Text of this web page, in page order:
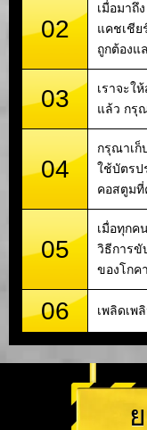
02
เมื่อมาถึ
แคชเชี
ถูกต้องแ
03
เราจะใ
แล้ว กรุ
04
กรุณาเก็
ใช้บัตรป
คอสตูม
05
เมื่อทุกค
วิธีการขั
ของโกค
06 เพลิดเพ